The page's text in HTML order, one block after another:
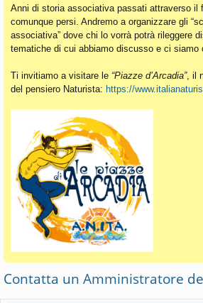
Anni di storia associativa passati attraverso il
comunque persi. Andremo a organizzare gli
associativa” dove chi lo vorrà potrà rileggere
tematiche di cui abbiamo discusso e ci siamo
Ti invitiamo a visitare le “Piazze d’Arcadia”, il
del pensiero Naturista: https://
Contatta un Amministratore